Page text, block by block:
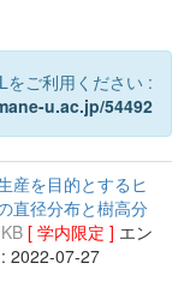
をご利用ください :
u.ac.jp/54492
産を目的とするヒ
直径分布と樹高分
[ 学内限定 ] エン
2022-07-27